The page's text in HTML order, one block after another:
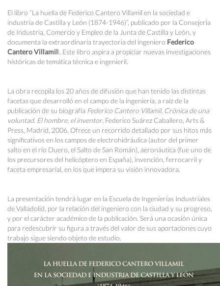
El libro “La huella de Federico Cantero Villamil en la sociedad e
industria de Castilla y León (1874-1946)”, publicado por la Consejería
de Industria, Comercio y Empleo de la Junta de Castilla y León, y
documenta la extraordinaria trayectoria del ingeniero Federico
Cantero Villamill. Este libro aspira a propiciar nuevas investigaciones
históricas de temática técnica e ingenieril.
La obra recopila los 20 años de difusión que han tenido las distintas
facetas que desarrolló en el campo de la ingeniería, a raíz de la
publicación de su biografía Federico Cantero Villamil. Crónica de una
voluntad. El hombre, el inventor, Federico Suárez Caballero, Arts &
Press, Madrid, 2006. Ofrece un recorrido detallado por sus hitos más
significativos en los campos de electrohidráulica (autor del primer
salto en el río Duero, el Salto de San Román), aeronáutica (fue uno de
los precursores del helicóptero en España), invención, ferrocarril y
faceta empresarial, en los que impera su visión innovadora.
La presentación tendrá lugar en la Escuela de Ingenierías Industriales
de Valladolid, por la relación del ingeniero con la ciudad y su progreso,
y por el carácter académico de la publicación. Será una ocasión única
para redescubrir su figura a través del valor de sus aportaciones cuyo
trabajo sigue siendo objeto de estudio.